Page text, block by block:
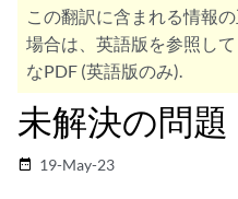
この翻訳に含まれる情報
場合は、英語版を参照し
なPDF (英語版のみ).
未解決の問題
date_range 19-May-23